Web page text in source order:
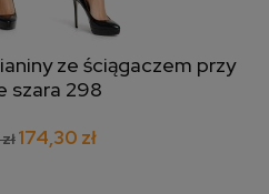
ze ściągaczem przy
szara 298
174,30 zł